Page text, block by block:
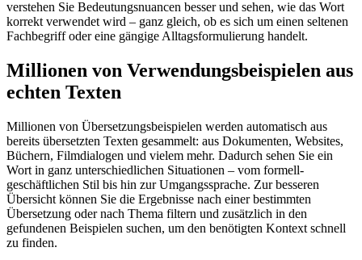
verstehen Sie Bedeutungsnuancen besser und sehen, wie das Wort
korrekt verwendet wird – ganz gleich, ob es sich um einen seltenen
Fachbegriff oder eine gängige Alltagsformulierung handelt.
Millionen von Verwendungsbeispielen aus
echten Texten
Millionen von Übersetzungsbeispielen werden automatisch aus
bereits übersetzten Texten gesammelt: aus Dokumenten, Websites,
Büchern, Filmdialogen und vielem mehr. Dadurch sehen Sie ein
Wort in ganz unterschiedlichen Situationen – vom formell-
geschäftlichen Stil bis hin zur Umgangssprache. Zur besseren
Übersicht können Sie die Ergebnisse nach einer bestimmten
Übersetzung oder nach Thema filtern und zusätzlich in den
gefundenen Beispielen suchen, um den benötigten Kontext schnell
zu finden.